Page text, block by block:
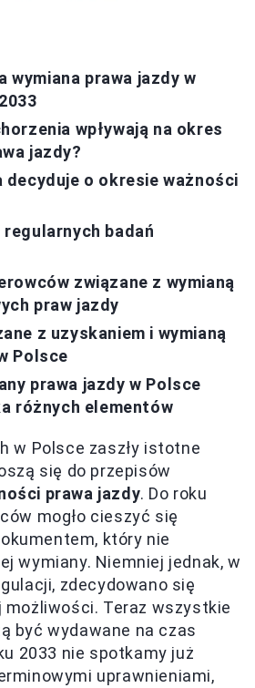
wymiana prawa jazdy w
wpływają na okres
jazdy?
decyduje o okresie ważności
badań
związane z wymianą
praw jazdy
z uzyskaniem i wymianą
Polsce
prawa jazdy w Polsce
różnych elementów
w Polsce zaszły istotne
się do przepisów
prawa jazdy. Do roku
mogło cieszyć się
który nie
wymiany. Niemniej jednak, w
zdecydowano się
możliwości. Teraz wszystkie
być wydawane na czas
2033 nie spotkamy już
uprawnieniami,